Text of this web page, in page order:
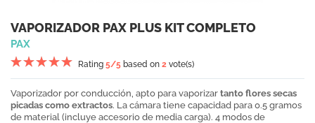
VAPORIZADOR PAX PLUS KIT COMPLETO
PAX
Rating 5/5 based on 2 vote(s)
Vaporizador por conducción, apto para vaporizar tanto flores secas
picadas como extractos. La cámara tiene capacidad para 0.5 gramos
de material (incluye accesorio de media carga). 4 modos de